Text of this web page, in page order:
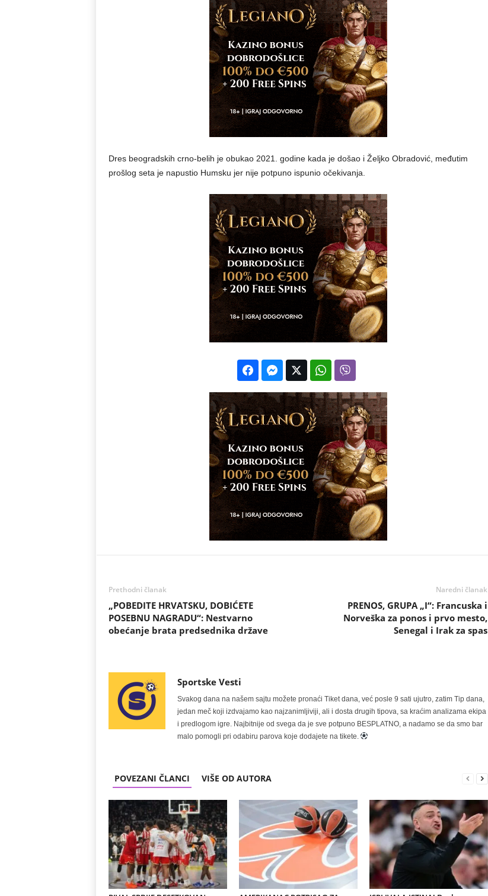
Dres beogradskih crno-belih je obukao 2021. godine kada je došao i Željko Obradović, međutim
prošlog seta je napustio Humsku jer nije potpuno ispunio očekivanja.
Prethodni članak
„POBEDITE HRVATSKU, DOBIĆETE
POSEBNU NAGRADU“: Nestvarno
obećanje brata predsednika države
Naredni članak
PRENOS, GRUPA „I“: Francuska i
Norveška za ponos i prvo mesto,
Senegal i Irak za spas
Sportske Vesti
Svakog dana na našem sajtu možete pronaći Tiket dana, već posle 9 sati ujutro, zatim Tip dana,
jedan meč koji izdvajamo kao najzanimljiviji, ali i dosta drugih tipova, sa kraćim analizama ekipa
i predlogom igre. Najbitnije od svega da je sve potpuno BESPLATNO, a nadamo se da smo bar
malo pomogli pri odabiru parova koje dodajete na tikete.
POVEZANI ČLANCI VIŠE OD AUTORA